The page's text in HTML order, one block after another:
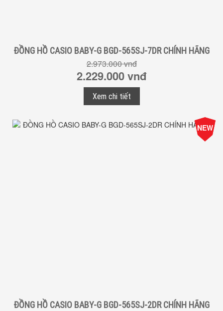
ĐỒNG HỒ CASIO BABY-G BGD-565SJ-7DR CHÍNH HÃNG
2.973.000 vnđ
2.229.000 vnđ
Xem chi tiết
-25%
Giá
NEW
ĐỒNG HỒ CASIO BABY-G BGD-565SJ-2DR CHÍNH HÃNG